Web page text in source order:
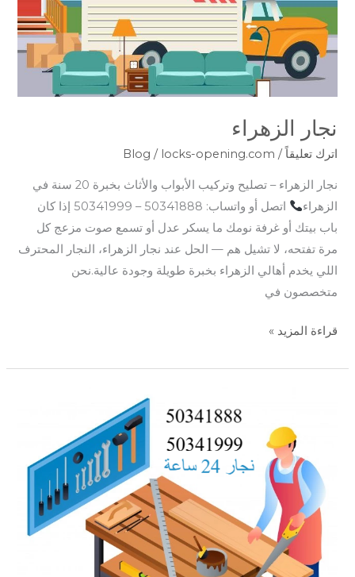
نجار الزهراء
اترك تعليقاً /
Blog / locks-opening.com
نجار الزهراء – تصليح وتركيب الأبواب والأثاث بخبرة 20 سنة في
الزهراء
اتصل أو واتساب: 50341888 – 50341999 إذا كان
باب بيتك أو غرفة نومك ما يسكر عدل أو تسمع صوت مزعج كل
مرة تفتحه، لا تشيل هم — الحل عند نجار الزهراء، النجار المحترف
اللي يخدم أهالي الزهراء بخبرة طويلة وجودة عالية.نحن
متخصصون في
قراءة المزيد »